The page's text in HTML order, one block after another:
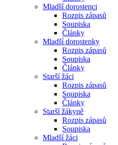
Mladší dorostenci
Rozpis zápasů
Soupiska
Články
Mladší dorostenky
Rozpis zápasů
Soupiska
Články
Starší žáci
Rozpis zápasů
Soupiska
Články
Starší žákyně
Rozpis zápasů
Soupiska
Mladší žáci